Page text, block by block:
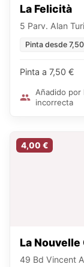
La Felicità
5 Parv. Alan
Pinta desde
Pinta a 7,50 €
Añadido por
incorrecta
4,00 €
La Nouvelle
49 Bd Vincent